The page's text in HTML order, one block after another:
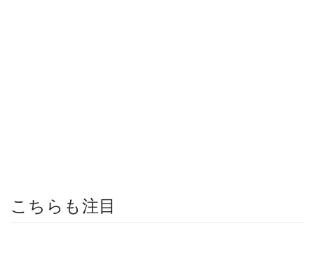
こちらも注目